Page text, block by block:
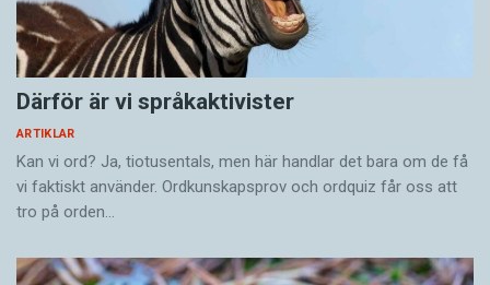
Därför är vi språkaktivister
ARTIKLAR
Kan vi ord? Ja, tiotusentals, men här handlar det bara om de få
vi faktiskt använder. Ordkunskapsprov och ordquiz får oss att
tro på orden…